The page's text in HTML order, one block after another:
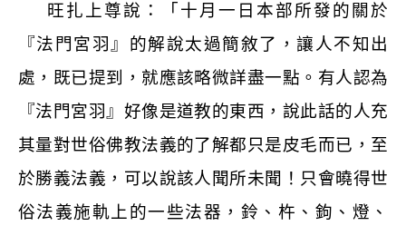
旺扎上尊說：「十月一日本部所發的關於
『法門宮羽』的解說太過簡敘了，讓人不知出
處，既已提到，就應該略微詳盡一點。有人認為
『法門宮羽』好像是道教的東西，說此話的人充
其量對世俗佛教法義的了解都只是皮毛而已，至
於勝義法義，可以說該人聞所未聞！只會曉得世
俗法義施軌上的一些法器，鈴、杵、鉤、燈、